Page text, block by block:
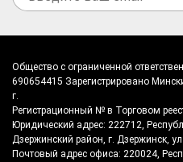
Общество с ограниченной
690654415 Зарегистрировано
г.
Регистрационный № в Торговом
Юридический адрес: 222712,
Дзержинский район, г. Дзержинск,
Почтовый адрес офиса: 220024,